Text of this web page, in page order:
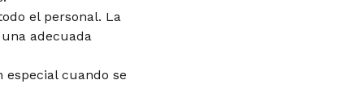
el personal. La
adecuada
cuando se